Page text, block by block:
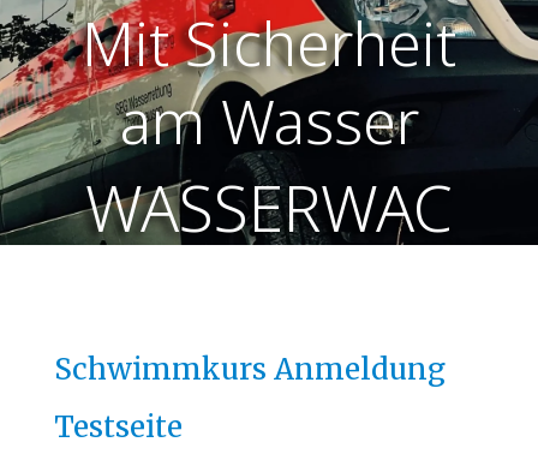
Mit Sicherheit
am Wasser
WASSERWAC
THANNHAUS
Schwimmkurs Anmeldung
Testseite